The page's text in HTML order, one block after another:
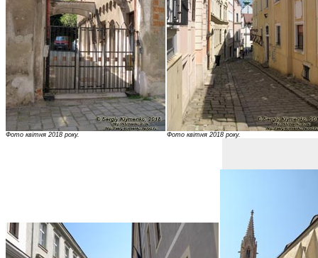
Фото квітня 2018 року. Фото квітня 2018 року.